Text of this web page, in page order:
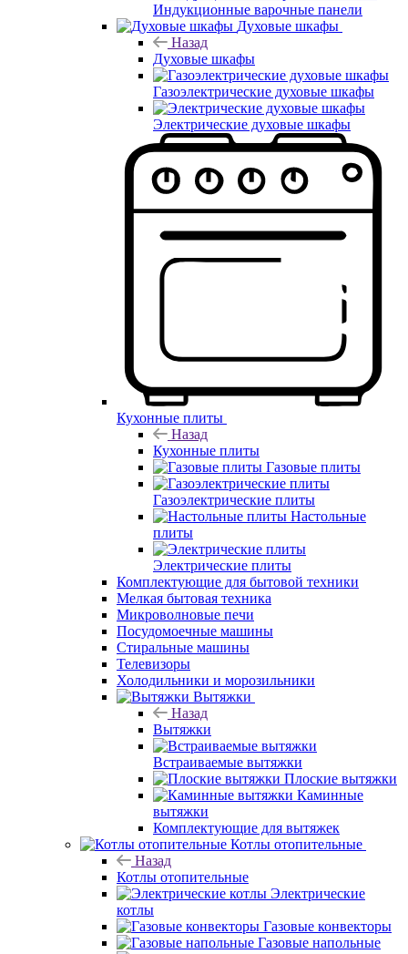
Индукционные варочные панели
Духовые шкафы
Назад
Духовые шкафы
Газоэлектрические духовые шкафы
Электрические духовые шкафы
Кухонные плиты
Назад
Кухонные плиты
Газовые плиты
Газоэлектрические плиты
Настольные
плиты
Электрические плиты
Комплектующие для бытовой техники
Мелкая бытовая техника
Микроволновые печи
Посудомоечные машины
Стиральные машины
Телевизоры
Холодильники и морозильники
Вытяжки
Назад
Вытяжки
Встраиваемые вытяжки
Плоские вытяжки
Каминные
вытяжки
Комплектующие для вытяжек
Котлы отопительные
Назад
Котлы отопительные
Электрические
котлы
Газовые конвекторы
Газовые напольные